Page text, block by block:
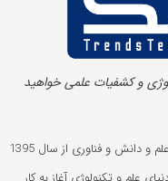
و کشفیات علمی خواهید
ترندز تک، سیستم جامع بروزترین اخبار و مقالات علم و دانش و فناوری از سال 1395